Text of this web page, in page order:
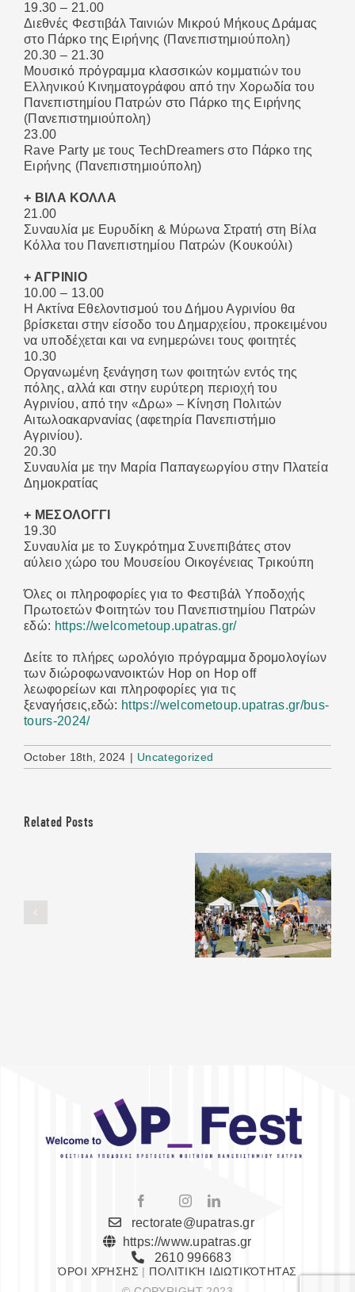
19.30 – 21.00
Διεθνές Φεστιβάλ Ταινιών Μικρού Μήκους Δράμας
στο Πάρκο της Ειρήνης (Πανεπιστημιούπολη)
20.30 – 21.30
Μουσικό πρόγραμμα κλασσικών κομματιών του
Ελληνικού Κινηματογράφου από την Χορωδία του
Πανεπιστημίου Πατρών στο Πάρκο της Ειρήνης
(Πανεπιστημιούπολη)
23.00
Rave Party με τους TechDreamers στο Πάρκο της
Ειρήνης (Πανεπιστημιούπολη)
+ ΒΙΛΑ ΚΟΛΛΑ
21.00
Συναυλία με Ευρυδίκη & Μύρωνα Στρατή στη Βίλα
Κόλλα του Πανεπιστημίου Πατρών (Κουκούλι)
+ ΑΓΡΙΝΙΟ
10.00 – 13.00
Η Ακτίνα Εθελοντισμού του Δήμου Αγρινίου θα
βρίσκεται στην είσοδο του Δημαρχείου, προκειμένου
να υποδέχεται και να ενημερώνει τους φοιτητές
10.30
Οργανωμένη ξενάγηση των φοιτητών εντός της
πόλης, αλλά και στην ευρύτερη περιοχή του
Αγρινίου, από την «Δρω» – Κίνηση Πολιτών
Αιτωλοακαρνανίας (αφετηρία Πανεπιστήμιο
Αγρινίου).
20.30
Συναυλία με την Μαρία Παπαγεωργίου στην Πλατεία
Δημοκρατίας
+ ΜΕΣΟΛΟΓΓΙ
19.30
Συναυλία με το Συγκρότημα Συνεπιβάτες στον
αύλειο χώρο του Μουσείου Οικογένειας Τρικούπη
Όλες οι πληροφορίες για το Φεστιβάλ Υποδοχής
Πρωτοετών Φοιτητών του Πανεπιστημίου Πατρών
εδώ: https://welcometoup.upatras.gr/
Δείτε το πλήρες ωρολόγιο πρόγραμμα δρομολογίων
των διώροφωνανοικτών Hop on Hop off
λεωφορείων και πληροφορίες για τις
ξεναγήσεις,εδώ: https://welcometoup.upatras.gr/bus-
tours-2024/
October 18th, 2024 | Uncategorized
Related Posts
rectorate@upatras.gr
https://www.upatras.gr
2610 996683
ΌΡΟΙ ΧΡΉΣΗΣ | ΠΟΛΙΤΙΚΉ ΙΔΙΩΤΙΚΌΤΗΤΑΣ